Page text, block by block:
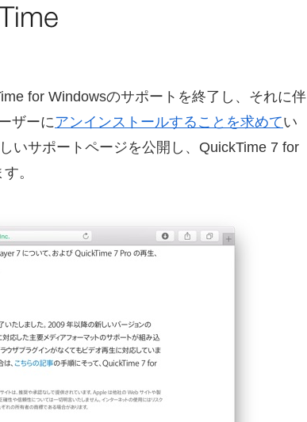
for Windowsのサポートを終了し、それに伴
ザーにアンインストールすることを求めてい
いサポートページを公開し、QuickTime 7 for
。